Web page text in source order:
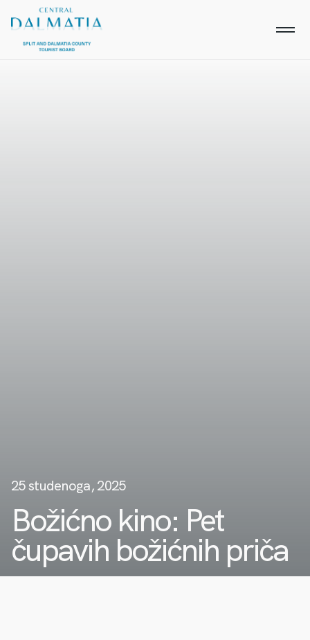
25 studenoga, 2025
Božićno kino: Pet
čupavih božićnih priča